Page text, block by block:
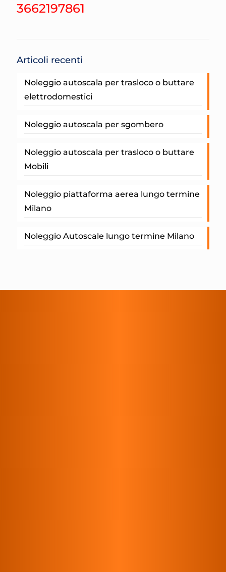
3662197861
Articoli recenti
Noleggio autoscala per trasloco o buttare
elettrodomestici
Noleggio autoscala per sgombero
Noleggio autoscala per trasloco o buttare
Mobili
Noleggio piattaforma aerea lungo termine
Milano
Noleggio Autoscale lungo termine Milano